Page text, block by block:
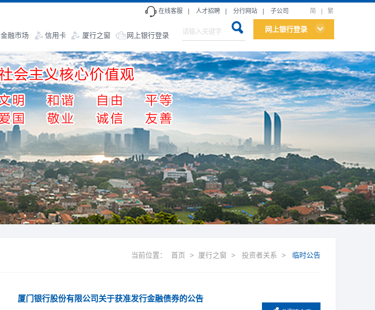
金融市场 信用卡 厦行之窗 网上银行登录
网上银行登录
在线客服 人才招聘 分行网站 子公司 简 繁
当前位置： 首页 > 厦行之窗 > 投资者关系 > 临时公告
厦门银行股份有限公司关于获准发行金融债券的公告